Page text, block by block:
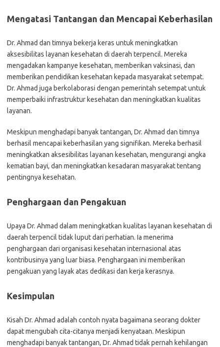
Mengatasi Tantangan dan Mencapai Keberhasilan
Dr. Ahmad dan timnya bekerja keras untuk meningkatkan
aksesibilitas layanan kesehatan di daerah terpencil. Mereka
mengadakan kampanye kesehatan, memberikan vaksinasi, dan
memberikan pendidikan kesehatan kepada masyarakat setempat.
Dr. Ahmad juga berkolaborasi dengan pemerintah setempat untuk
memperbaiki infrastruktur kesehatan dan meningkatkan kualitas
layanan.
Meskipun menghadapi banyak tantangan, Dr. Ahmad dan timnya
berhasil mencapai keberhasilan yang signifikan. Mereka berhasil
meningkatkan aksesibilitas layanan kesehatan, mengurangi angka
kematian bayi, dan meningkatkan kesadaran masyarakat tentang
pentingnya kesehatan.
Penghargaan dan Pengakuan
Upaya Dr. Ahmad dalam meningkatkan kualitas layanan kesehatan di
daerah terpencil tidak luput dari perhatian. Ia menerima
penghargaan dari organisasi kesehatan internasional atas
kontribusinya yang luar biasa. Penghargaan ini memberikan
pengakuan yang layak atas dedikasi dan kerja kerasnya.
Kesimpulan
Kisah Dr. Ahmad adalah contoh nyata bagaimana seorang dokter
dapat mengubah cita-citanya menjadi kenyataan. Meskipun
menghadapi banyak tantangan, Dr. Ahmad tidak pernah kehilangan